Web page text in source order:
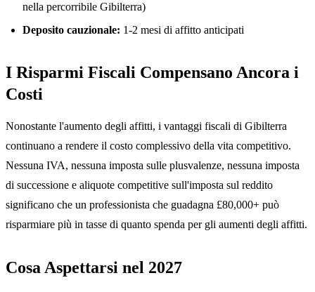
nella percorribile Gibilterra)
Deposito cauzionale: 1-2 mesi di affitto anticipati
I Risparmi Fiscali Compensano Ancora i
Costi
Nonostante l'aumento degli affitti, i vantaggi fiscali di Gibilterra
continuano a rendere il costo complessivo della vita competitivo.
Nessuna IVA, nessuna imposta sulle plusvalenze, nessuna imposta
di successione e aliquote competitive sull'imposta sul reddito
significano che un professionista che guadagna £80,000+ può
risparmiare più in tasse di quanto spenda per gli aumenti degli affitti.
Cosa Aspettarsi nel 2027